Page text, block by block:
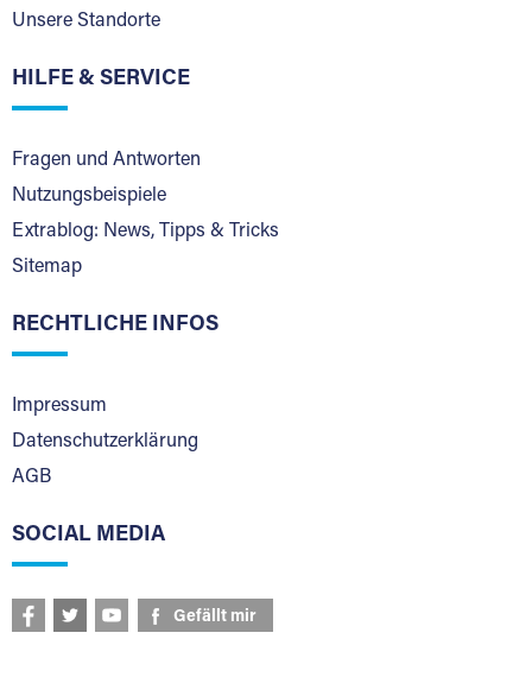
Unsere Standorte
HILFE & SERVICE
Fragen und Antworten
Nutzungsbeispiele
Extrablog: News, Tipps & Tricks
Sitemap
RECHTLICHE INFOS
Impressum
Datenschutzerklärung
AGB
SOCIAL MEDIA
Gefällt mir